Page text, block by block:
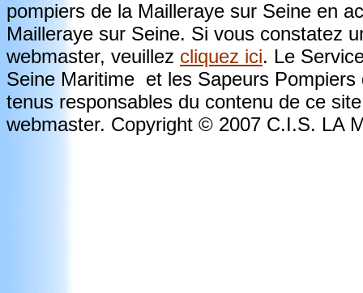
pompiers de la Mailleraye sur Seine en
Mailleraye sur Seine. Si vous constatez
webmaster, veuillez cliquez ici. Le
Seine Maritime et les Sapeurs
tenus responsables du contenu de ce
webmaster. Copyright © 2007 C.I.S. LA